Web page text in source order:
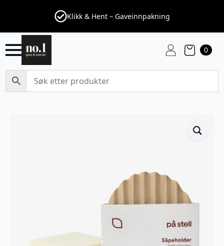
Klikk & Hent – Gaveinnpakning
0